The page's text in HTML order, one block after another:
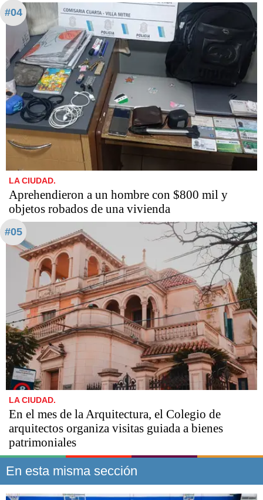
#04
LA CIUDAD.
Aprehendieron a un hombre con $800 mil y
objetos robados de una vivienda
#05
LA CIUDAD.
En el mes de la Arquitectura, el Colegio de
arquitectos organiza visitas guiada a bienes
patrimoniales
En esta misma sección